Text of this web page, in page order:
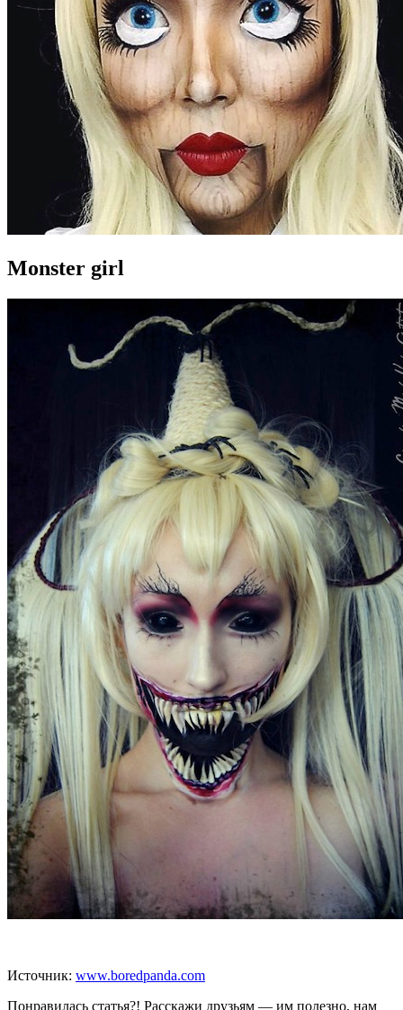
Monster girl
Источник: www.boredpanda.com
Понравилась статья?! Расскажи друзьям — им полезно, нам